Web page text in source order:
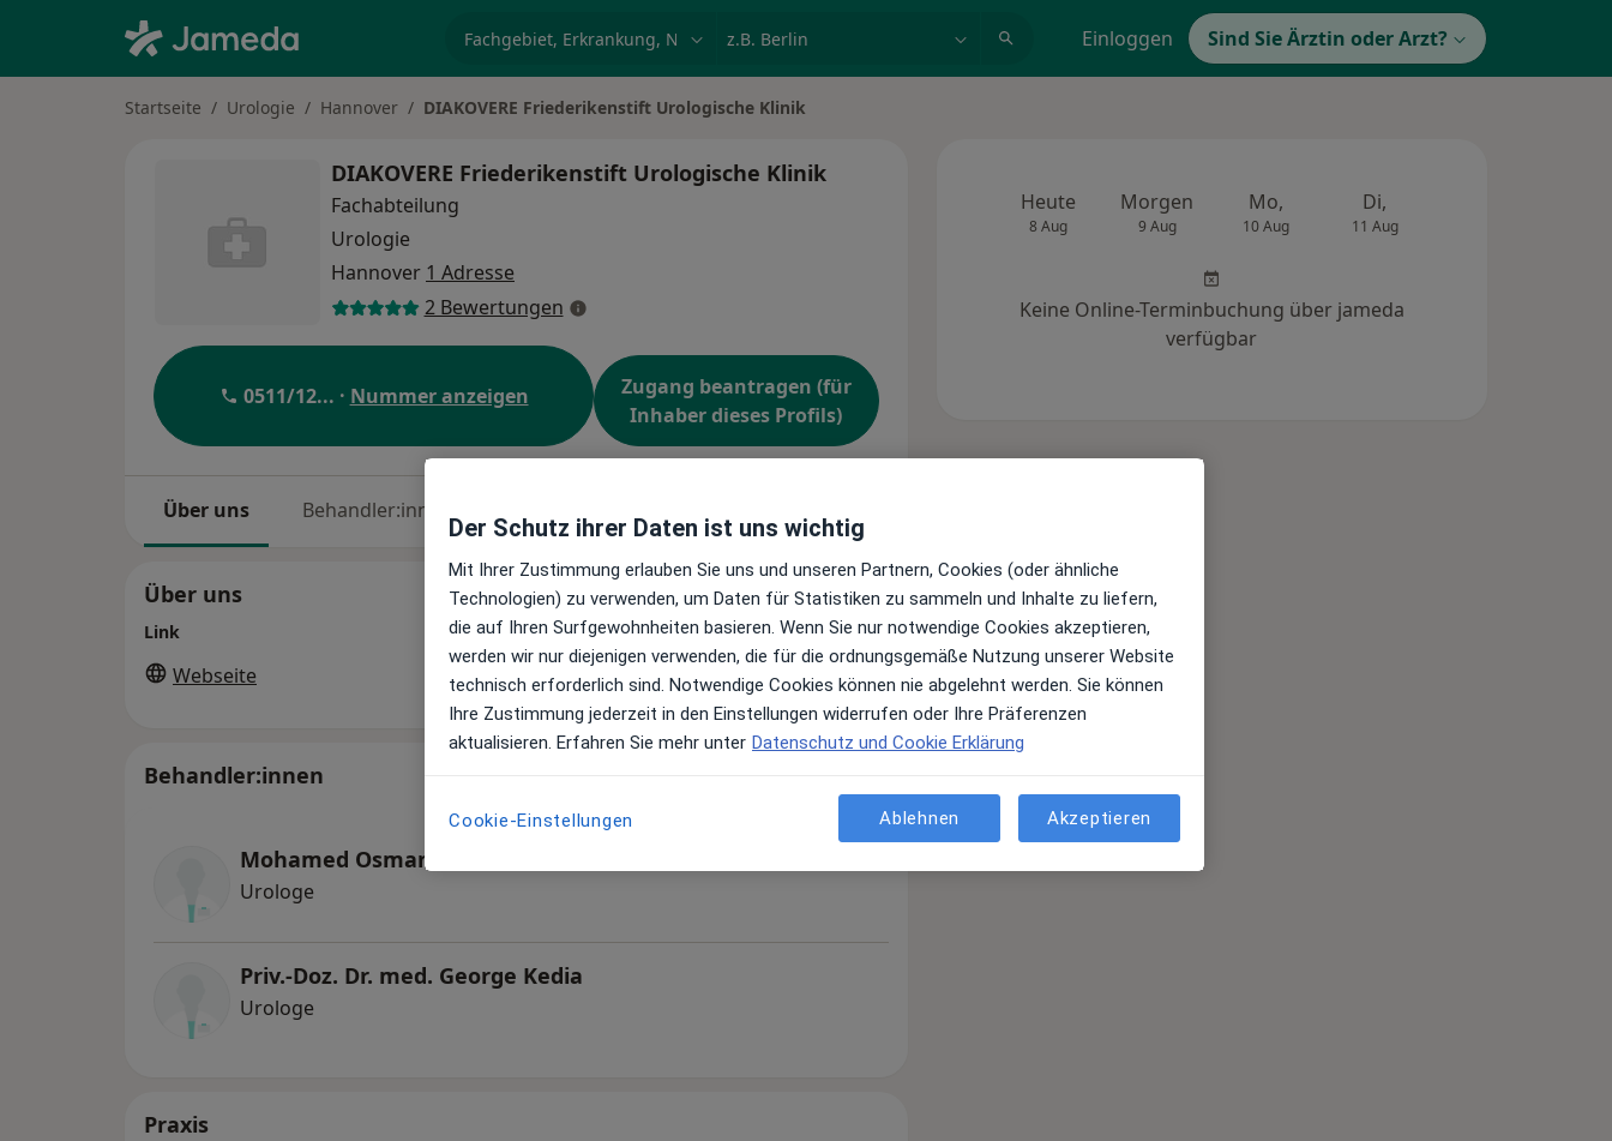
Einloggen Sind Sie Ärztin oder Arzt?
Startseite Urologie Hannover DIAKOVERE Friederikenstift Urologische Klinik
DIAKOVERE Friederikenstift Urologische Klinik
Fachabteilung
Urologie
Hannover 1 Adresse
2 Bewertungen
0511/12... · Nummer anzeigen
Zugang beantragen (für
Inhaber dieses Profils)
Über uns Behandler:innen
Über uns
Link
Webseite
Behandler:innen
Mohamed Osman
Urologe
Priv.-Doz. Dr. med. George Kedia
Urologe
Praxis
Heute
8 Aug
Morgen
9 Aug
Mo,
10 Aug
Di,
11 Aug
Keine Online-Terminbuchung über jameda
verfügbar
Der Schutz ihrer Daten ist uns wichtig
Mit Ihrer Zustimmung erlauben Sie uns und unseren Partnern, Cookies (oder ähnliche
Technologien) zu verwenden, um Daten für Statistiken zu sammeln und Inhalte zu liefern,
die auf Ihren Surfgewohnheiten basieren. Wenn Sie nur notwendige Cookies akzeptieren,
werden wir nur diejenigen verwenden, die für die ordnungsgemäße Nutzung unserer Website
technisch erforderlich sind. Notwendige Cookies können nie abgelehnt werden. Sie können
Ihre Zustimmung jederzeit in den Einstellungen widerrufen oder Ihre Präferenzen
aktualisieren. Erfahren Sie mehr unter Datenschutz und Cookie Erklärung
Cookie-Einstellungen Ablehnen Akzeptieren